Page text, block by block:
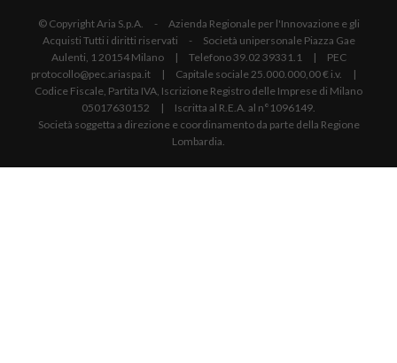
© Copyright Aria S.p.A. - Azienda Regionale per l'Innovazione e gli
Acquisti Tutti i diritti riservati - Società unipersonale Piazza Gae
Aulenti, 1 20154 Milano | Telefono 39.02 39331.1 | PEC
protocollo@pec.ariaspa.it | Capitale sociale 25.000.000,00 € i.v. |
Codice Fiscale, Partita IVA, Iscrizione Registro delle Imprese di Milano
05017630152 | Iscritta al R.E.A. al n°1096149.
Società soggetta a direzione e coordinamento da parte della Regione
Lombardia.